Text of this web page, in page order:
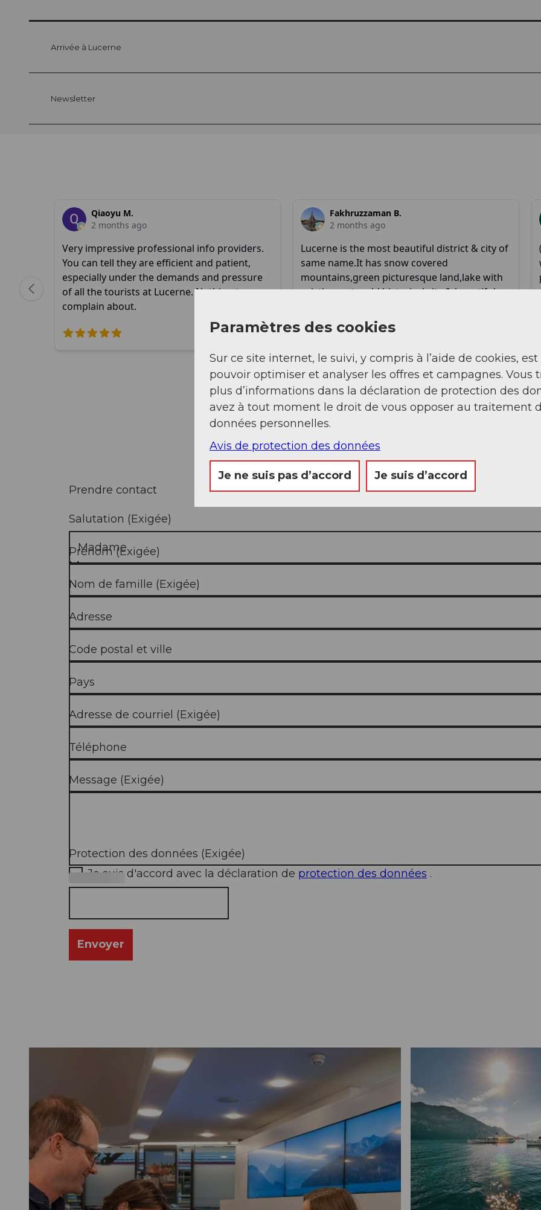
Arrivée à Lucerne
Newsletter
Prendre contact
Salutation (Exigée)
Prénom(Exigée)
Nom de famille (Exigée)
Adresse
Code postal et ville
Pays
Adresse de courriel (Exigée)
Téléphone
Message (Exigée)
Protection des données (Exigée)
Je suis d'accord avec la déclaration de protection des données .
Envoyer
Paramètres des cookies
Sur ce site internet, le suivi, y compris à l’aide de cookies,
pouvoir optimiser et analyser les offres et campagnes. Vous
plus d’informations dans la déclaration de protection des
avez à tout moment le droit de vous opposer au traitement
données personnelles.
Avis de protection des données
Je ne suis pas d’accord Je suis d’accord